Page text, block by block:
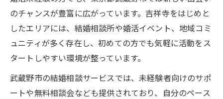
婚活未経験から始める武蔵野市の婚活スタ
イル紹介
宝物探し気分で参加できる婚活未経験向け
イベント
婚活未経験者が安心して学べる武蔵野市の
基本知識
のチャンスが豊富に広がっています。吉祥寺をはじめと
したエリアには、結婚相談所や婚活イベント、地域コミ
ュニティが多く存在し、初めての方でも気軽に活動をス
タートしやすい環境が整っています。
武蔵野市の結婚相談サービスでは、未経験者向けのサポ
ートや無料相談会なども提供されており、自分のペース